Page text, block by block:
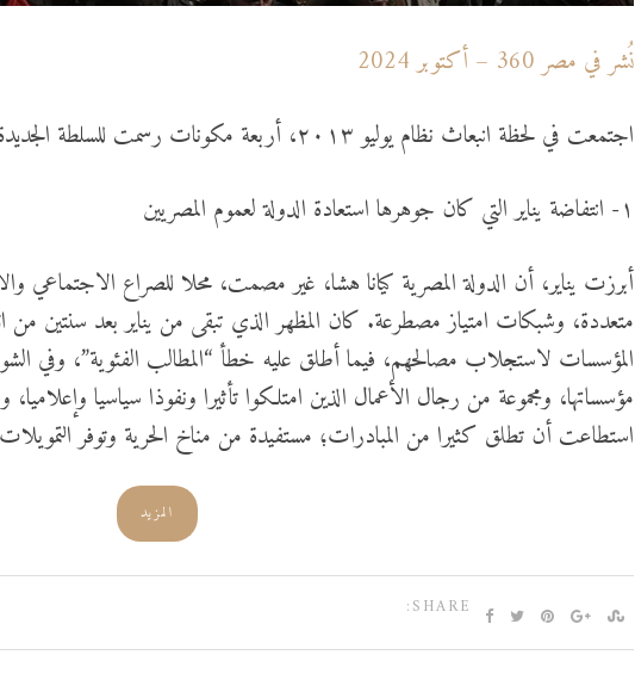
نُشر في مصر 360 – أكتوبر 2024
اجتمعت في لحظة انبعاث نظام يوليو ٢٠١٣، أربعة مكونات رسمت للسلطة الجديدة مساراتها:
١- انتفاضة يناير التي كان جوهرها استعادة الدولة لعموم المصريين
أبرزت يناير، أن الدولة المصرية كيانا هشا، غير مصمت، محلا للصراع الاجتماعي
متعددة، وشبكات امتياز مصطرعة. كان المظهر الذي تبقى من يناير بعد سنتين من
المؤسسات لاستجلاب مصالحهم، فيما أطلق عليه خطأ “المطالب الفئوية”، وفي
مؤسساتها، ومجموعة من رجال الأعمال الذين امتلكوا تأثيرا ونفوذا سياسيا
استطاعت أن تطلق كثيرا من المبادرات؛ مستفيدة من مناخ الحرية وتوفر
المزيد
SHARE: